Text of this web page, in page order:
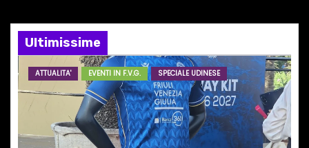
e
a
r
i
Ultimissime
ATTUALITA' EVENTI IN F.V.G. SPECIALE UDINESE